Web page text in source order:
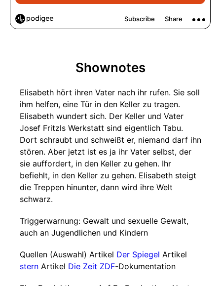
Shownotes
Elisabeth hört ihren Vater nach ihr rufen. Sie soll
ihm helfen, eine Tür in den Keller zu tragen.
Elisabeth wundert sich. Der Keller und Vater
Josef Fritzls Werkstatt sind eigentlich Tabu.
Dort schraubt und schweißt er, niemand darf ihn
stören. Aber jetzt ist es ja ihr Vater selbst, der
sie auffordert, in den Keller zu gehen. Ihr
befiehlt, in den Keller zu gehen. Elisabeth steigt
die Treppen hinunter, dann wird ihre Welt
schwarz.
Triggerwarnung: Gewalt und sexuelle Gewalt,
auch an Jugendlichen und Kindern
Quellen (Auswahl) Artikel Der Spiegel Artikel
stern Artikel Die Zeit ZDF-Dokumentation